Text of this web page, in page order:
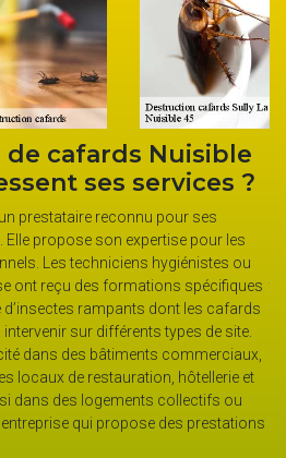
cafards Nuisible
ses services ?
prestataire reconnu pour ses
propose son expertise pour les
Les techniciens hygiénistes ou
ont reçu des formations spécifiques
rampants dont les cafards
sur différents types de site.
dans des bâtiments commerciaux,
locaux de restauration, hôtellerie et
dans des logements collectifs ou
qui propose des prestations